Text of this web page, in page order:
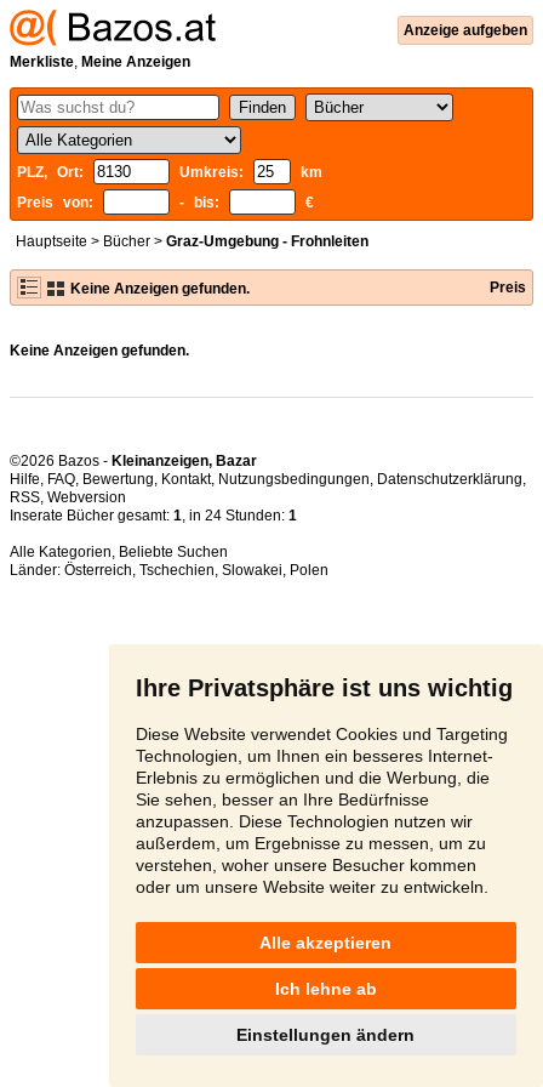
Ihre Privatsphäre ist uns wichtig
Diese Website verwendet Cookies und Targeting
Technologien, um Ihnen ein besseres Internet-
Erlebnis zu ermöglichen und die Werbung, die
Sie sehen, besser an Ihre Bedürfnisse
anzupassen. Diese Technologien nutzen wir
außerdem, um Ergebnisse zu messen, um zu
verstehen, woher unsere Besucher kommen
oder um unsere Website weiter zu entwickeln.
Alle akzeptieren
Ich lehne ab
Einstellungen ändern
Anzeige aufgeben
Merkliste, Meine Anzeigen
PLZ, Ort: Umkreis:
km
Preis von:
- bis: €
Hauptseite > Bücher > Graz-Umgebung - Frohnleiten
Keine Anzeigen gefunden. Preis
Keine Anzeigen gefunden.
©2026 Bazos - Kleinanzeigen, Bazar
Hilfe, FAQ, Bewertung, Kontakt, Nutzungsbedingungen, Datenschutzerklärung,
RSS,
Inserate Bücher gesamt: 1, in 24 Stunden: 1
Alle Kategorien, Beliebte Suchen
Länder: Österreich, Tschechien, Slowakei, Polen